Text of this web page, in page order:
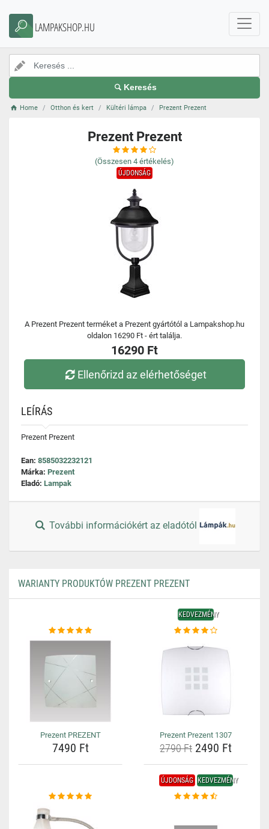
LAMPAKSHOP.HU
Keresés
Home Otthon és kert Kültéri lámpa Prezent Prezent
Prezent Prezent
(Összesen 4 értékelés)
ÚJDONSÁG
A Prezent Prezent terméket a Prezent gyártótól a Lampakshop.hu
oldalon 16290 Ft - ért találja.
16290 Ft
Ellenőrizd az elérhetőséget
LEÍRÁS
Prezent Prezent
Ean: 8585032232121
Márka: Prezent
Eladó: Lampak
További információkért az eladótól
WARIANTY PRODUKTÓW PREZENT PREZENT
Prezent PREZENT
7490 Ft
KEDVEZMÉNY
Prezent Prezent 1307
2790 Ft 2490 Ft
ÚJDONSÁG KEDVEZMÉNY